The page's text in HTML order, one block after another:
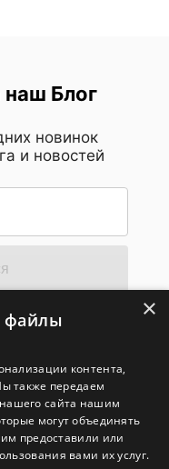
Блог
новинок
и новостей
рассылку
наши
Нажимая здесь, вы
персональных
Co., LTD для
услугах и
внимание, что вы
рассылку новостей
×
файлы
контента,
также передаем
сайта нашим
могут объединять
предоставили или
вами их услуг.